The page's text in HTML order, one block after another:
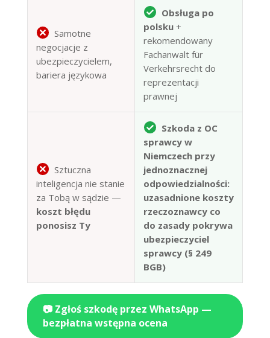
Samotne
negocjacje z
ubezpieczycielem,
bariera językowa
Obsługa po
polsku+
rekomendowany
Fachanwalt für
Verkehrsrecht do
reprezentacji
prawnej
Sztuczna
inteligencja nie stanie
za Tobą w sądzie —
koszt błędu
ponosisz Ty
Szkoda z OC
sprawcy w
Niemczech przy
jednoznacznej
odpowiedzialności:
uzasadnione koszty
rzeczoznawcy co
do zasady pokrywa
ubezpieczyciel
sprawcy (§ 249
BGB)
📷 Zgłoś szkodę przez WhatsApp —
bezpłatna wstępna ocena